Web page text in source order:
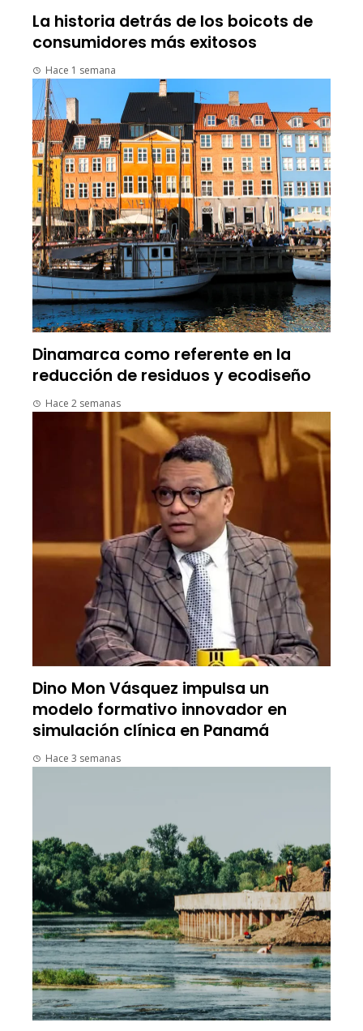
La historia detrás de los boicots de
consumidores más exitosos
Hace 1 semana
Dinamarca como referente en la
reducción de residuos y ecodiseño
Hace 2 semanas
Dino Mon Vásquez impulsa un
modelo formativo innovador en
simulación clínica en Panamá
Hace 3 semanas